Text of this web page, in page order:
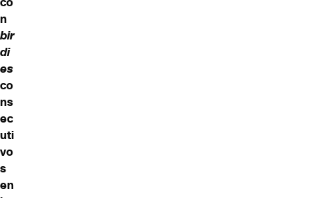
n
bir
di
es
co
ns
ec
uti
vo
s
en